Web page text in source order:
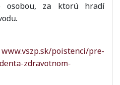
osobou, za ktorú hradí
www.vszp.sk/poistenci/pre-
zdravotnom-